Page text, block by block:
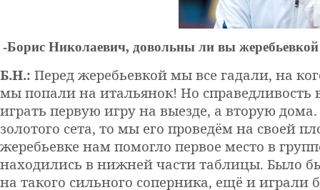
-Борис Николаевич, довольны ли вы
Б.Н.: Перед жеребьевкой мы все гадали, на
мы попали на итальянок! Но справедливость
играть первую игру на выезде, а вторую
золотого сета, то мы его проведём на своей
жеребьевке нам помогло первое место в
находились в нижней части таблицы. Было
на такого сильного соперника, ещё и